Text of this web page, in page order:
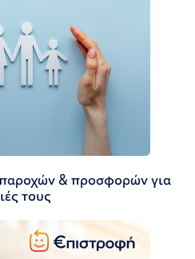
& προσφορών για
τους